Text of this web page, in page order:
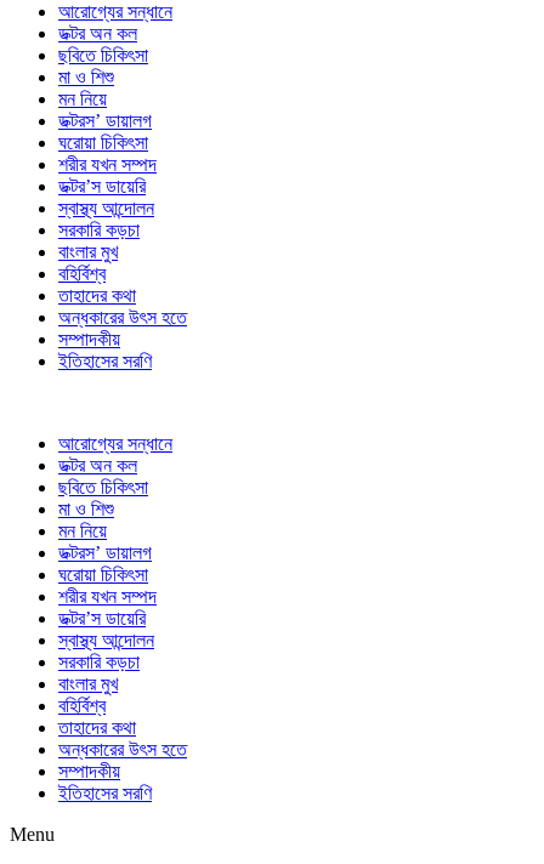
আরোগ্যের সন্ধানে
ডক্টর অন কল
ছবিতে চিকিৎসা
মা ও শিশু
মন নিয়ে
ডক্টরস’ ডায়ালগ
ঘরোয়া চিকিৎসা
শরীর যখন সম্পদ
ডক্টর’স ডায়েরি
স্বাস্থ্য আন্দোলন
সরকারি কড়চা
বাংলার মুখ
বহির্বিশ্ব
তাহাদের কথা
অন্ধকারের উৎস হতে
সম্পাদকীয়
ইতিহাসের সরণি
আরোগ্যের সন্ধানে
ডক্টর অন কল
ছবিতে চিকিৎসা
মা ও শিশু
মন নিয়ে
ডক্টরস’ ডায়ালগ
ঘরোয়া চিকিৎসা
শরীর যখন সম্পদ
ডক্টর’স ডায়েরি
স্বাস্থ্য আন্দোলন
সরকারি কড়চা
বাংলার মুখ
বহির্বিশ্ব
তাহাদের কথা
অন্ধকারের উৎস হতে
সম্পাদকীয়
ইতিহাসের সরণি
Menu